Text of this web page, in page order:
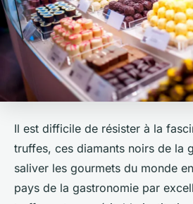
Il est difficile de résister à la
truffes, ces diamants noirs de la
saliver les gourmets du monde
pays de la gastronomie par